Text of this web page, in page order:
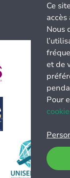
Ce
accès
Nous
et de
Pour